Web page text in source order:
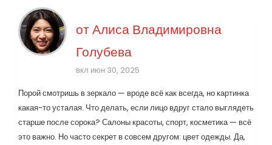
отАлиса Владимировна
Голубева
вкл июн 30, 2025
Порой смотришь в зеркало — вроде всё как всегда, но картинка
какая-то усталая. Что делать, если лицо вдруг стало выглядеть
старше после сорока? Салоны красоты, спорт, косметика — всё
это важно. Но часто секрет в совсем другом: цвет одежды. Да,